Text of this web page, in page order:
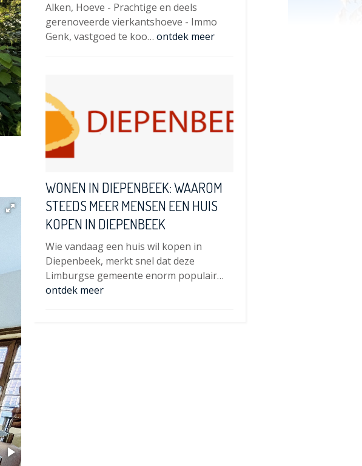
Alken, Hoeve - Prachtige en deels
gerenoveerde vierkantshoeve - Immo
Genk, vastgoed te koo… ontdek meer
WONEN IN DIEPENBEEK: WAAROM
STEEDS MEER MENSEN EEN HUIS
KOPEN IN DIEPENBEEK
Wie vandaag een huis wil kopen in
Diepenbeek, merkt snel dat deze
Limburgse gemeente enorm populair…
ontdek meer